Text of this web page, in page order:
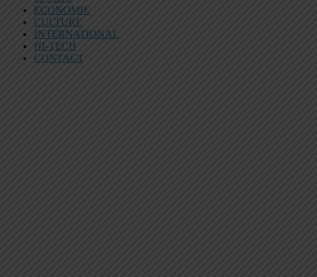
ECONOMIE
CULTURE
INTERNATIONAL
HI-TECH
CONTACT